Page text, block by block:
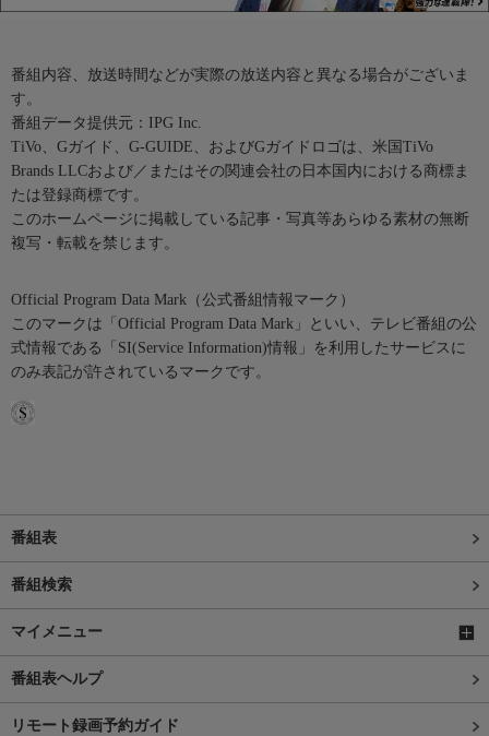
番組内容、放送時間などが実際の放送内容と異なる場合がございま
す。
番組データ提供元：IPG Inc.
TiVo、Gガイド、G-GUIDE、およびGガイドロゴは、米国TiVo
Brands LLCおよび／またはその関連会社の日本国内における商標ま
たは登録商標です。
このホームページに掲載している記事・写真等あらゆる素材の無断
複写・転載を禁じます。
Official Program Data Mark（公式番組情報マーク）
このマークは「Official Program Data Mark」といい、テレビ番組の公
式情報である「SI(Service Information)情報」を利用したサービスに
のみ表記が許されているマークです。
番組表
番組検索
マイメニュー
番組表ヘルプ
リモート録画予約ガイド